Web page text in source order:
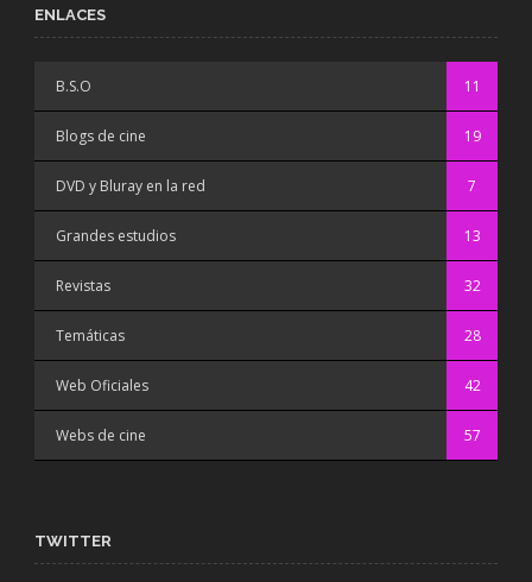
ENLACES
B.S.O 11
Blogs de cine 19
DVD y Bluray en la red 7
Grandes estudios 13
Revistas 32
Temáticas 28
Web Oficiales 42
Webs de cine 57
TWITTER